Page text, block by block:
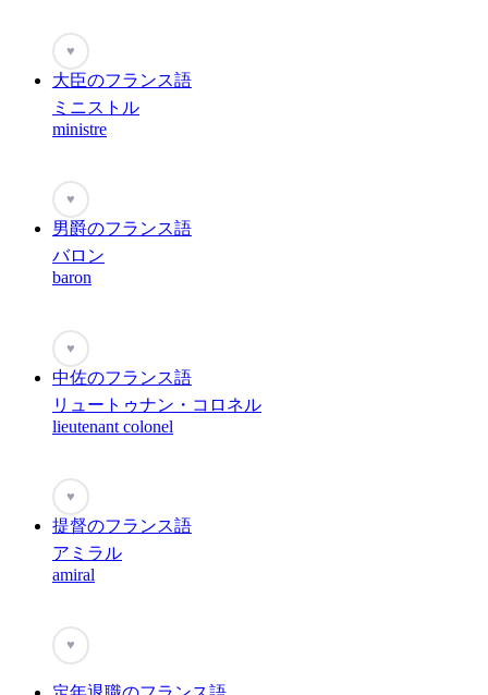
♥
大臣のフランス語
ミニストル
ministre
♥
男爵のフランス語
バロン
baron
♥
中佐のフランス語
リュートゥナン・コロネル
lieutenant colonel
♥
提督のフランス語
アミラル
amiral
♥